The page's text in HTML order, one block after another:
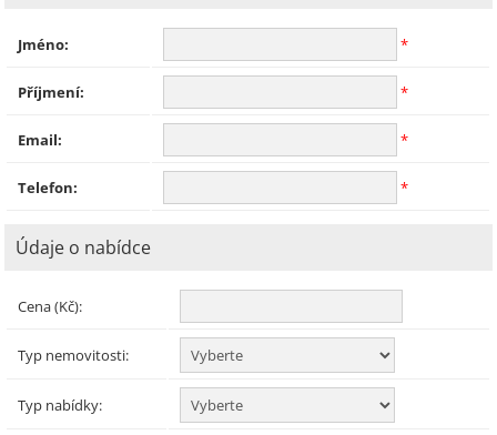
Jméno: *
Příjmení: *
Email: *
Telefon: *
Údaje o nabídce
Cena (Kč):
Typ nemovitosti:
Typ nabídky: